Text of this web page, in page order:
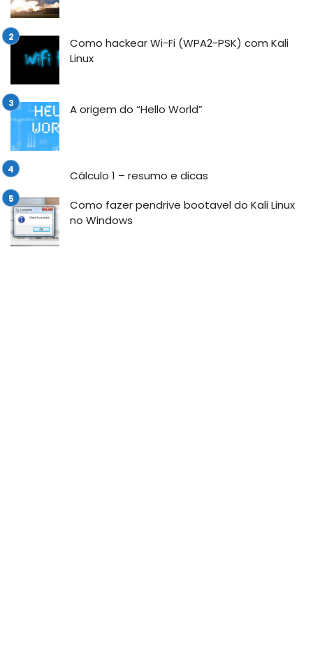
Como hackear Wi-Fi (WPA2-PSK) com Kali
Linux
A origem do “Hello World”
Cálculo 1 – resumo e dicas
Como fazer pendrive bootavel do Kali Linux
no Windows